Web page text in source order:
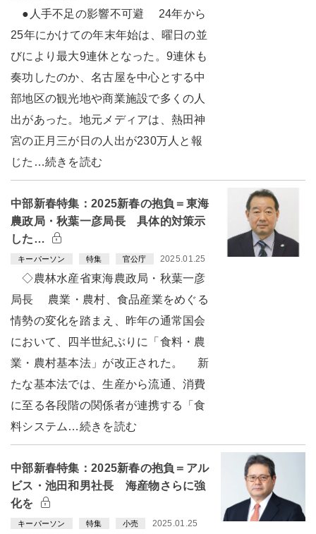
●人手不足の影響不可避 24年から
25年にかけての年末年始は、曜日の並
びにより最大9連休となった。9連休も
奏功したのか、名古屋を中心とする中
部地区の観光地や商業施設で多くの人
出があった。地元メディアは、熱田神
宮の正月三が日の人出が230万人と報
じた…続きを読む
中部新春特集：2025新春の抱負＝東海
農政局・秋葉一彦局長 具体的対策示
した…
キーパーソン 特集 官公庁 2025.01.25
◇農林水産省東海農政局・秋葉一彦
局長 農業・農村、食品産業をめぐる
情勢の変化を踏まえ、昨年の通常国会
において、四半世紀ぶりに「食料・農
業・農村基本法」が改正された。 新
たな基本法では、生産から流通、消費
に至る各段階の関係者が連携する「食
料システム…続きを読む
中部新春特集：2025新春の抱負＝アル
ビス・池田和男社長 海産物さらに強
化を
キーパーソン 特集 小売 2025.01.25